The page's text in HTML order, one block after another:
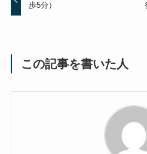
歩5分）
この記事を書いた人